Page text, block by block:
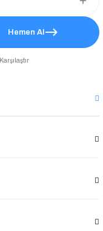
Hemen Al
Karşılaştır